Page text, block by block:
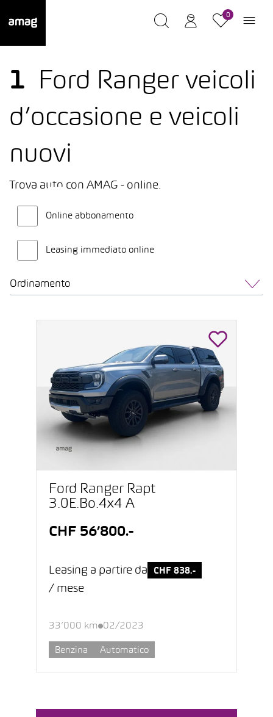
0
1
Ford Ranger veicoli
d’occasione e veicoli
nuovi
Trova auto con AMAG - online.
Online abbonamento
Leasing immediato online
Ordinamento
Ford Ranger Rapt
3.0E.Bo.4x4 A
CHF 56’800.-
Leasing a partire da CHF 838.-
/ mese
33’000 km 02/2023
Benzina Automatico